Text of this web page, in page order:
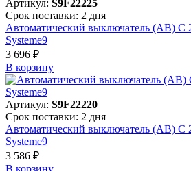
Артикул: S9F22225
Срок поставки: 2 дня
Автоматический выключатель (АВ) C
Systeme9
3 696 ₽
В корзинy
Артикул: S9F22220
Срок поставки: 2 дня
Автоматический выключатель (АВ) C
Systeme9
3 586 ₽
В корзинy